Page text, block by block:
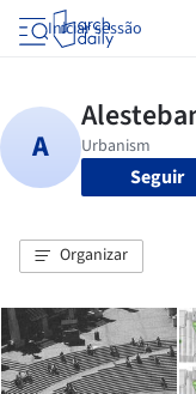
Iniciar sessão
Seguir
Organizar